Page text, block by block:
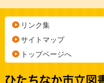
リンク集
サイトマップ
トップページへ